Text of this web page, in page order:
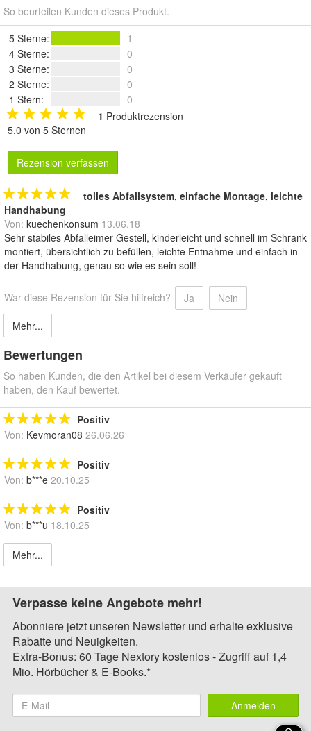
So beurteilen Kunden dieses Produkt.
5 Sterne:
1
4 Sterne:
0
3 Sterne:
0
2 Sterne:
0
1 Stern:
0
1 Produktrezension
5.0 von 5 Sternen
Rezension verfassen
tolles Abfallsystem, einfache Montage, leichte
Handhabung
Von: kuechenkonsum 13.06.18
Sehr stabiles Abfalleimer Gestell, kinderleicht und schnell im Schrank
montiert, übersichtlich zu befüllen, leichte Entnahme und einfach in
der Handhabung, genau so wie es sein soll!
War diese Rezension für Sie hilfreich? Ja
Nein
Mehr...
Bewertungen
So haben Kunden, die den Artikel bei diesem Verkäufer gekauft
haben, den Kauf bewertet.
Positiv
Von: Kevmoran08 26.06.26
Positiv
Von: b***e 20.10.25
Positiv
Von: b***u 18.10.25
Mehr...
Verpasse keine Angebote mehr!
Abonniere jetzt unseren Newsletter und erhalte exklusive
Rabatte und Neuigkeiten.
Extra-Bonus: 60 Tage Nextory kostenlos - Zugriff auf 1,4
Mio. Hörbücher & E-Books.*
Anmelden